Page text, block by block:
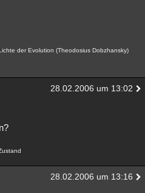
der Evolution (Theodosius Dobzhansky)
28.02.2006 um 13:02
28.02.2006 um 13:16